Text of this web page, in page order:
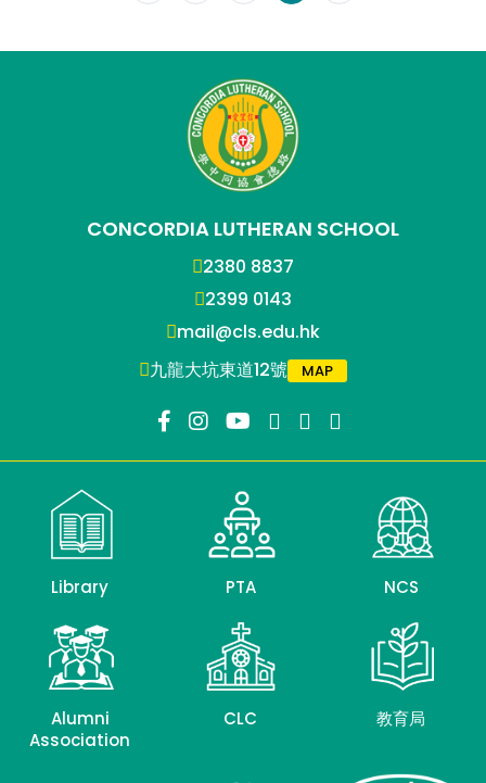
CONCORDIA LUTHERAN SCHOOL
2380 8837
2399 0143
mail@cls.edu.hk
九龍大坑東道12號
MAP
Library PTA NCS
Alumni
Association
CLC 教育局